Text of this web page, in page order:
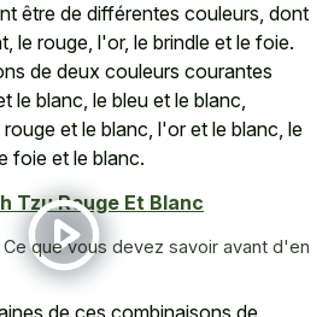
être de différentes couleurs, dont
le rouge, l'or, le brindle et le foie.
de deux couleurs courantes
le blanc, le bleu et le blanc,
et le blanc, l'or et le blanc, le
foie et le blanc.
Tzu Rouge Et Blanc
Ce que vous devez savoir avant d'en